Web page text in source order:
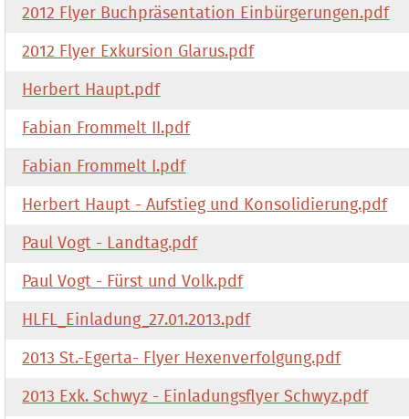
2012 Flyer Buchpräsentation Einbürgerungen.pdf
2012 Flyer Exkursion Glarus.pdf
Herbert Haupt.pdf
Fabian Frommelt II.pdf
Fabian Frommelt I.pdf
Herbert Haupt - Aufstieg und Konsolidierung.pdf
Paul Vogt - Landtag.pdf
Paul Vogt - Fürst und Volk.pdf
HLFL_Einladung_27.01.2013.pdf
2013 St.-Egerta- Flyer Hexenverfolgung.pdf
2013 Exk. Schwyz - Einladungsflyer Schwyz.pdf